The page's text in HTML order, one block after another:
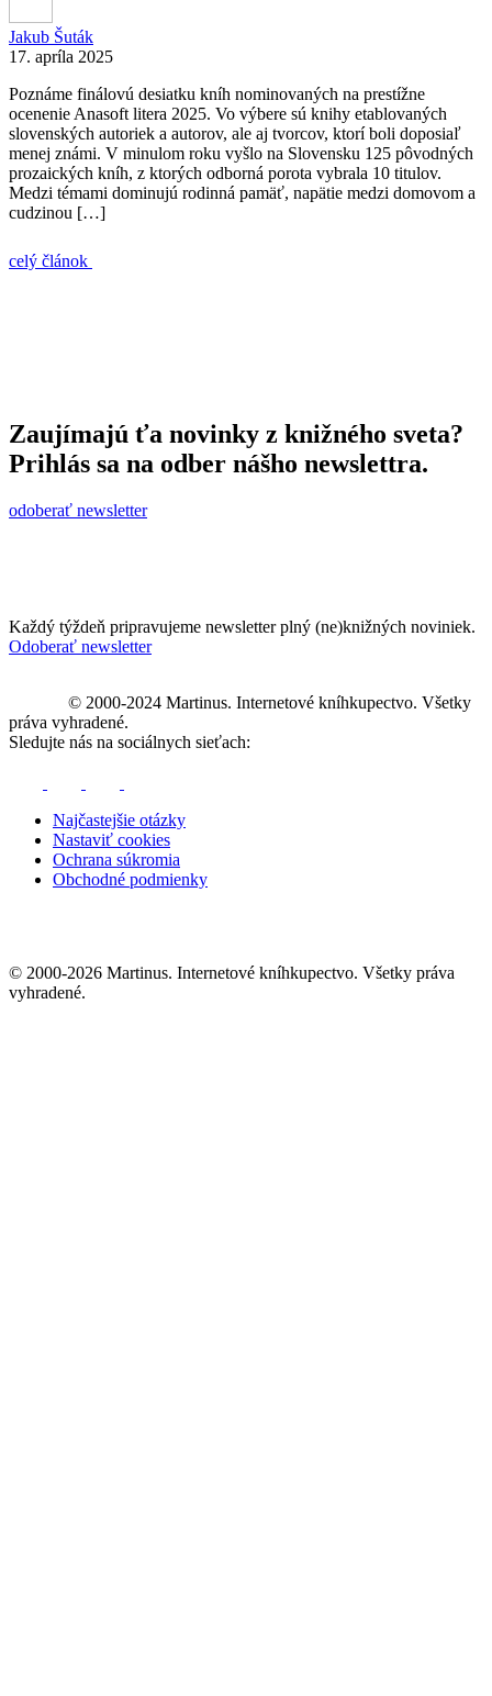
Jakub Šuták
17. apríla 2025
Poznáme finálovú desiatku kníh nominovaných na prestížne
ocenenie Anasoft litera 2025. Vo výbere sú knihy etablovaných
slovenských autoriek a autorov, ale aj tvorcov, ktorí boli doposiaľ
menej známi. V minulom roku vyšlo na Slovensku 125 pôvodných
prozaických kníh, z ktorých odborná porota vybrala 10 titulov.
Medzi témami dominujú rodinná pamäť, napätie medzi domovom a
cudzinou […]
celý článok
Zaujímajú ťa novinky z knižného sveta?
Prihlás sa na odber nášho newslettra.
odoberať newsletter
Každý týždeň pripravujeme newsletter plný (ne)knižných noviniek.
Odoberať newsletter
© 2000-2024 Martinus. Internetové kníhkupectvo. Všetky
práva vyhradené.
Sledujte nás na sociálnych sieťach:
Najčastejšie otázky
Nastaviť cookies
Ochrana súkromia
Obchodné podmienky
© 2000-2026 Martinus. Internetové kníhkupectvo. Všetky práva
vyhradené.